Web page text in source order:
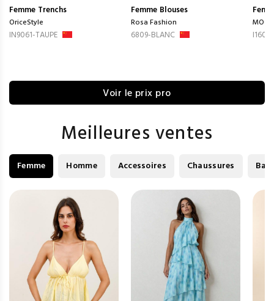
Femme Trenchs
OriceStyle
IN9061-TAUPE
Femme Blouses
Rosa Fashion
6809-BLANC
Voir le prix pro
Meilleures ventes
Femme Homme Accessoires Chaussures